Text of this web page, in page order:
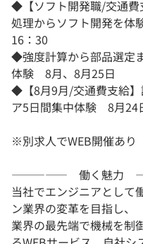
◆【ソフト開発職/交通費
処理からソフト開発を
16：30
◆強度計算から部品選定
体験 8月、8月25日
◆【8月9月/交通費支給
ア5日間集中体験 8月24
※別求人でWEB開催あり
――――― 働く魅力
当社でエンジニアとして
ン業界の変革を目指し、
業界の最先端で機械を制